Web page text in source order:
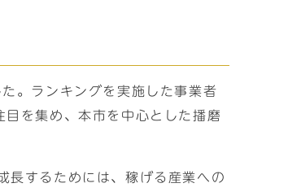
。ランキングを実施した事業者
を集め、本市を中心とした播磨
長するためには、稼げる産業への